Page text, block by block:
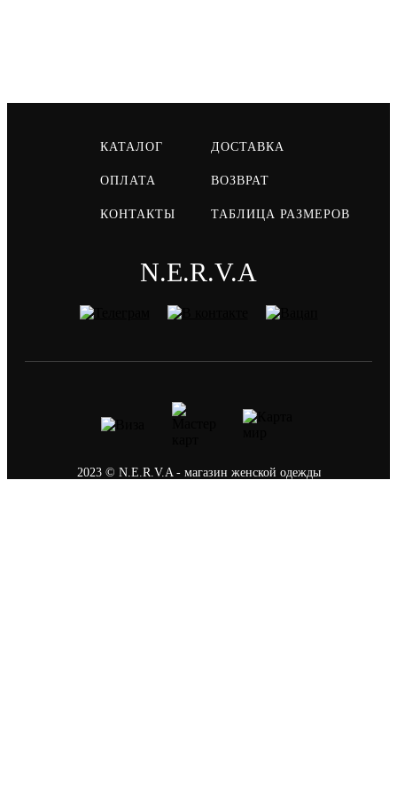
N.E.R.V.A
КАТАЛОГ ДОСТАВКА
ОПЛАТА ВОЗВРАТ
КОНТАКТЫ ТАБЛИЦА РАЗМЕРОВ
2023 © N.E.R.V.A - магазин женской одежды